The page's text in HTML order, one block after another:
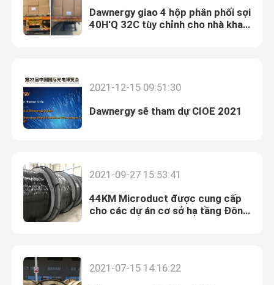
Dawnergy giao 4 hộp phân phối sợi
40H'Q 32C tùy chỉnh cho nhà khai
2021-12-15 09:51:30
Dawnergy sẽ tham dự CIOE 2021
2021-09-27 15:53:41
44KM Microduct được cung cấp
cho các dự án cơ sở hạ tầng Đông
2021-07-15 14:16:22